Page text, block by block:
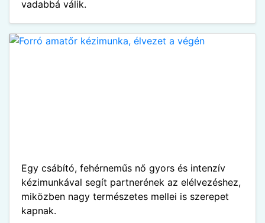
vadabbá válik.
Egy csábító, fehérneműs nő gyors és intenzív
kézimunkával segít partnerének az elélvezéshez,
miközben nagy természetes mellei is szerepet
kapnak.